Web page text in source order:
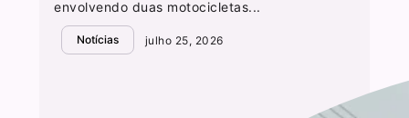
envolvendo duas motocicletas...
Notícias julho 25, 2026